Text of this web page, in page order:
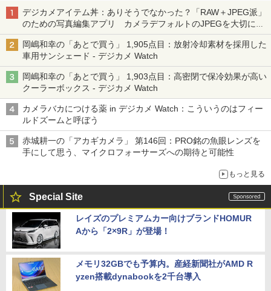
デジカメアイテム丼：ありそうでなかった？「RAW＋JPEG派」
のための写真編集アプリ カメラデフォルトのJPEGを大切にす
る「Filmator」
岡嶋和幸の「あとで買う」 1,905点目：放射冷却素材を採用した
車用サンシェード - デジカメ Watch
岡嶋和幸の「あとで買う」 1,903点目：高密閉で保冷効果が高い
クーラーボックス - デジカメ Watch
カメラバカにつける薬 in デジカメ Watch：こういうのはフィー
ルドズームと呼ぼう
赤城耕一の「アカギカメラ」 第146回：PRO銘の魚眼レンズを
手にして思う、マイクロフォーサーズへの期待と可能性
もっと見る
Special Site
レイズのプレミアムカー向けブランドHOMUR
Aから「2×9R」が登場！
メモリ32GBでも予算内。産経新聞社がAMD R
yzen搭載dynabookを2千台導入